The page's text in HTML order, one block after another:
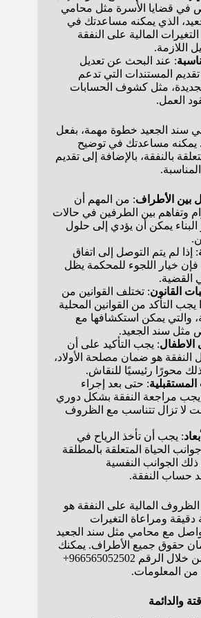
قضايا الأسرة مثل محامي
الذي يمكنه مساعدتك في
المالية على النفقة
اللازمة.
: عند البحث عن تعديل
المستندات التي تدعم
الجديدة، مثل كشوف الحسابات
العمل.
سند الجعيد خطوة مهمة، بفعل
يمكنه مساعدتك في توضيح
بالنفقة، بالإضافة إلى تقديم
بين الأطراف: من المهم أن
وتفاهم بين الطرفين في حالات
البناء يمكن أن يؤدي إلى حلول
: إذا لم يتم التوصل إلى اتفاق
خيار اللجوء للمحكمة يظل
القضية.
القانون: تختلف القوانين من
يجب التأكد من القوانين المحلية
والتي يمكن استكشافها مع
سند الجعيد.
الاطفال: يجب التأكيد على أن
النفقة هو ضمان مصلحة الأولاد،
محورًا رئيسيًا للنقاش.
المستقبلية: حتى بعد إجراء
يجب مراجعة النفقة بشكل دوري
لا تزال تتناسب مع الظروف
: يجب أن تأخذ الرياح في
الحياة المتعلقة بالمطلقة
ذلك الجوانب النفسية
حساب النفقة.
الظروف المالية على النفقة هو
ومراعاة التغيرات
مع محامي مثل سند الجعيد
حقوق جميع الأطراف. يمكنك
التواصل مع المكتب من خلال الرقم 966565052502+
من المعلومات.
والدائمة